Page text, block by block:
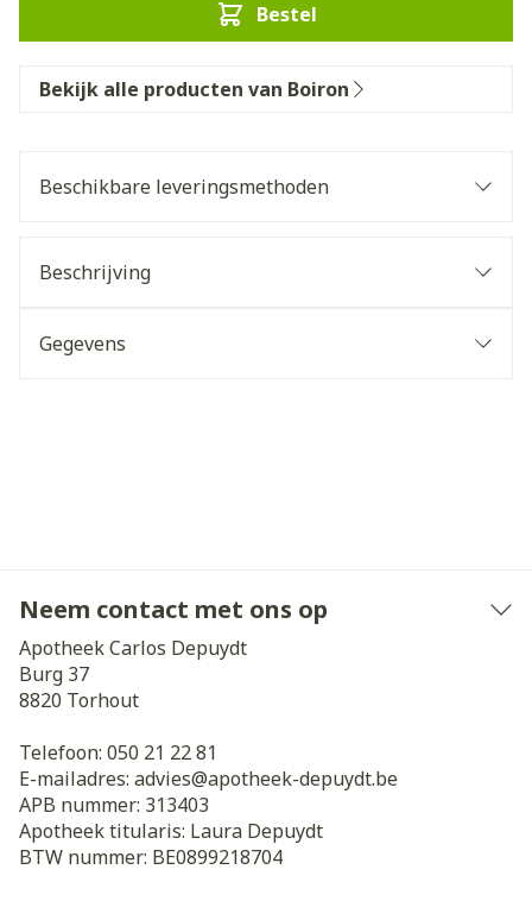
Bestel
Bekijk alle producten van Boiron
Beschikbare leveringsmethoden
Beschrijving
Gegevens
Neem contact met ons op
Apotheek Carlos Depuydt
Burg 37
8820 Torhout
Telefoon: 050 21 22 81
E-mailadres: advies@apotheek-depuydt.be
APB nummer: 313403
Apotheek titularis: Laura Depuydt
BTW nummer: BE0899218704